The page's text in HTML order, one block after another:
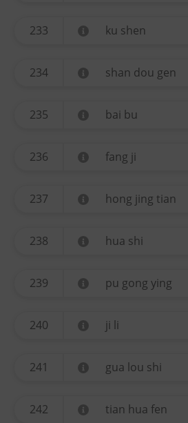
233 ku shen
234 shan dou gen
235 bai bu
236 fang ji
237 hong jing tian
238 hua shi
239 pu gong ying
240 ji li
241 gua lou shi
242 tian hua fen